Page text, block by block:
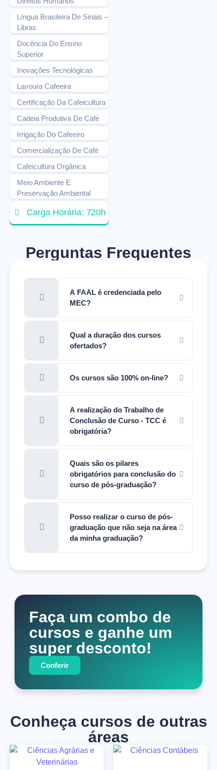
Língua Brasileira De Sinais –
Libras
Docência Do Ensino
Superior
Inovações Tecnológicas
Lavoura Cafeeira
Certificação Da Cafeicultura
Cadeia Produtiva De Café
Irrigação Do Cafeeiro
Comercialização De Café
Cafeicultura Orgânica
Meio Ambiente E
Preservação Ambiental
Carga Horária: 720h
Perguntas Frequentes
A FAAL é credenciada pelo
MEC?
Qual a duração dos cursos
ofertados?
Os cursos são 100% on-line?
A realização do Trabalho de
Conclusão de Curso - TCC é
obrigatória?
Quais são os pilares
obrigatórios para conclusão do
curso de pós-graduação?
Posso realizar o curso de pós-
graduação que não seja na área
da minha graduação?
Faça um combo de
cursos e ganhe um
super desconto!
Conferir
Conheça cursos de outras
áreas